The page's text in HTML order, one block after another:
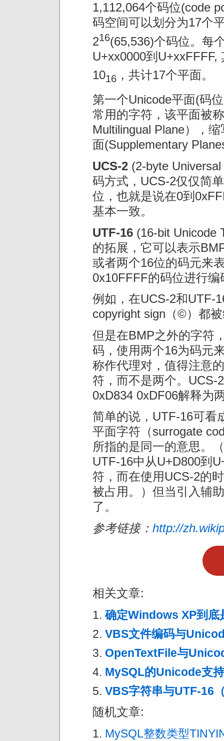
1,112,064个码位(code
码空间可以划分为17个
216(65,536)个码位。每
U+xx0000到U+xxFFFF,
1016 ，共计17个平面。
第一个Unicode平面(码
常用的字符，该平面被
Multilingual Plane），
面(Supplementary
UCS-2 (2-byte
码方式，UCS-2仅仅简
位，也就是说在0到
基本一致。
UTF-16 (16-bit Unicode
的拓展，它可以表示
或者两个16位的码元来
0x10FFFF的码位进行编
例如，在UCS-2和UTF-
copyright sign（©）都
但是在BMP之外的字符
码，使用两个16为码元
称作代理对，值得注意
符，而不是两个。UCS-
0xD834 0xDF06解释为
简单的说，UTF-16可看
平面字符（surrogate
所指的是同一的意思。
UTF-16中从U+D800到
符，而在使用UCS-2的
被占用。）但当引入辅
了。
参考链接： http://
相关文章:
确定Windows XP到底
VBS文件编码与
OpenTextFile与
MySQL的Unicode支持
VBS字符串与UTF-16
随机文章:
MySQL整数类型